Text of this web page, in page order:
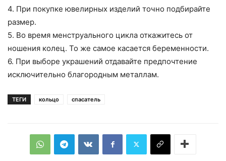
4. При покупке ювелирных изделий точно подбирайте
размер.
5. Во время менструального цикла откажитесь от
ношения колец. То же самое касается беременности.
6. При выборе украшений отдавайте предпочтение
исключительно благородным металлам.
ТЕГИ кольцо спасатель